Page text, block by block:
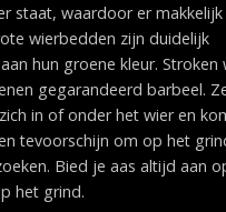
staat, waardoor er makkelijk
wierbedden zijn duidelijk
hun groene kleur. Stroken
gegarandeerd barbeel.
in of onder het wier en
tevoorschijn om op het
Bied je aas altijd aan
het grind.